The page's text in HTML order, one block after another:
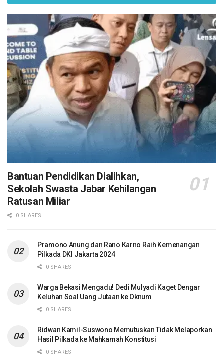
Bantuan Pendidikan Dialihkan,
Sekolah Swasta Jabar Kehilangan
Ratusan Miliar
0 SHARES
Pramono Anung dan Rano Karno Raih Kemenangan
Pilkada DKI Jakarta 2024
0 SHARES
Warga Bekasi Mengadu! Dedi Mulyadi Kaget Dengar
Keluhan Soal Uang Jutaan ke Oknum
0 SHARES
Ridwan Kamil-Suswono Memutuskan Tidak Melaporkan
Hasil Pilkada ke Mahkamah Konstitusi
0 SHARES